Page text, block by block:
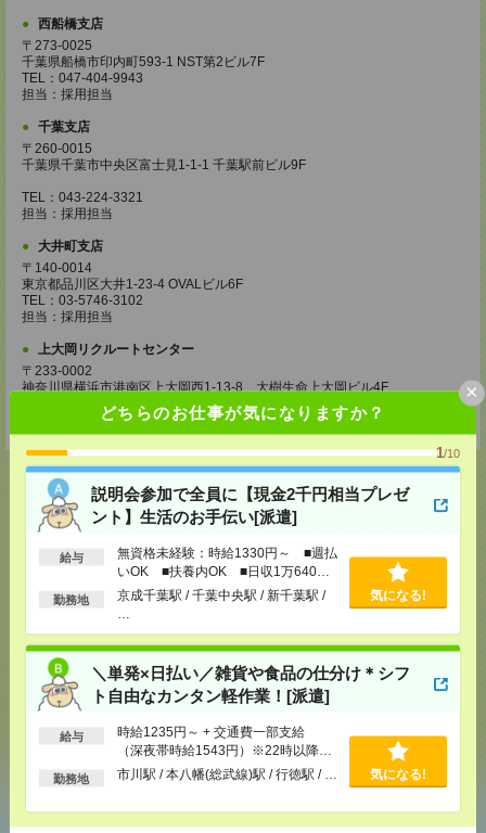
どちらのお仕事が気になりますか？
1/10
説明会参加で全員に【現金2千円相当プレゼ
ント】生活のお手伝い[派遣]
給与
無資格未経験：時給1330円～ ■週払
いOK ■扶養内OK ■日収1万640円
以上
勤務地
京成千葉駅 / 千葉中央駅 / 新千葉駅 /
気になる!
＼単発×日払い／雑貨や食品の仕分け＊シフ
ト自由なカンタン軽作業！[派遣]
給与
時給1235円～ + 交通費一部支給
（深夜帯時給1543円）※22時以降は
深夜時給となります
勤務地 市川駅 / 本八幡(総武線)駅 / 行徳駅 / … 気になる!
×
西船橋支店
〒273-0025
千葉県船橋市印内町593-1 NST第2ビル7F
TEL：047-404-9943
担当：採用担当
千葉支店
〒260-0015
千葉県千葉市中央区富士見1-1-1 千葉駅前ビル9F
TEL：043-224-3321
担当：採用担当
大井町支店
〒140-0014
東京都品川区大井1-23-4 OVALビル6F
TEL：03-5746-3102
担当：採用担当
上大岡リクルートセンター
〒233-0002
神奈川県横浜市港南区上大岡西1-13-8 大樹生命上大岡ビル4F
TEL：045-316-5172
担当：採用担当
メールで送る LINE
ツイート ブックマーク